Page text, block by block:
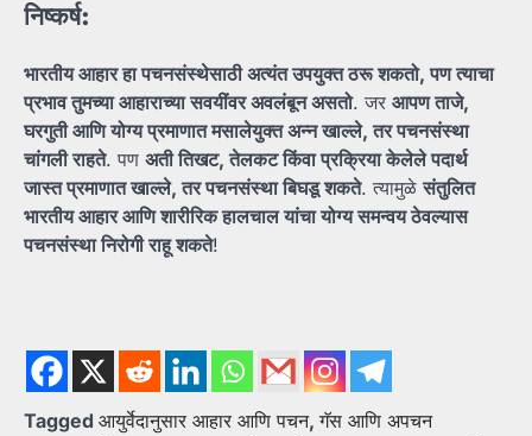
निष्कर्ष:
भारतीयआहारहापचनसंस्थेसाठीअत्यंतउपयुक्तठरूशकतो,पणत्याचा
प्रभावतुमच्याआहाराच्यासवयींवरअवलंबूनअसतो. जर आपणताजे,
घरगुतीआणियोग्यप्रमाणातमसालेयुक्तअन्नखाल्ले,तरपचनसंस्था
चांगलीराहते. पण अतीतिखट,तेलकटकिंवाप्रक्रियाकेलेलेपदार्थ
जास्तप्रमाणातखाल्ले,तरपचनसंस्थाबिघडूशकते. त्यामुळेसंतुलित
भारतीयआहारआणिशारीरिकहालचालयांचायोग्यसमन्वयठेवल्यास
पचनसंस्थानिरोगीराहूशकते!
Tagged आयुर्वेदानुसार आहार आणि पचन,गॅस आणि अपचन